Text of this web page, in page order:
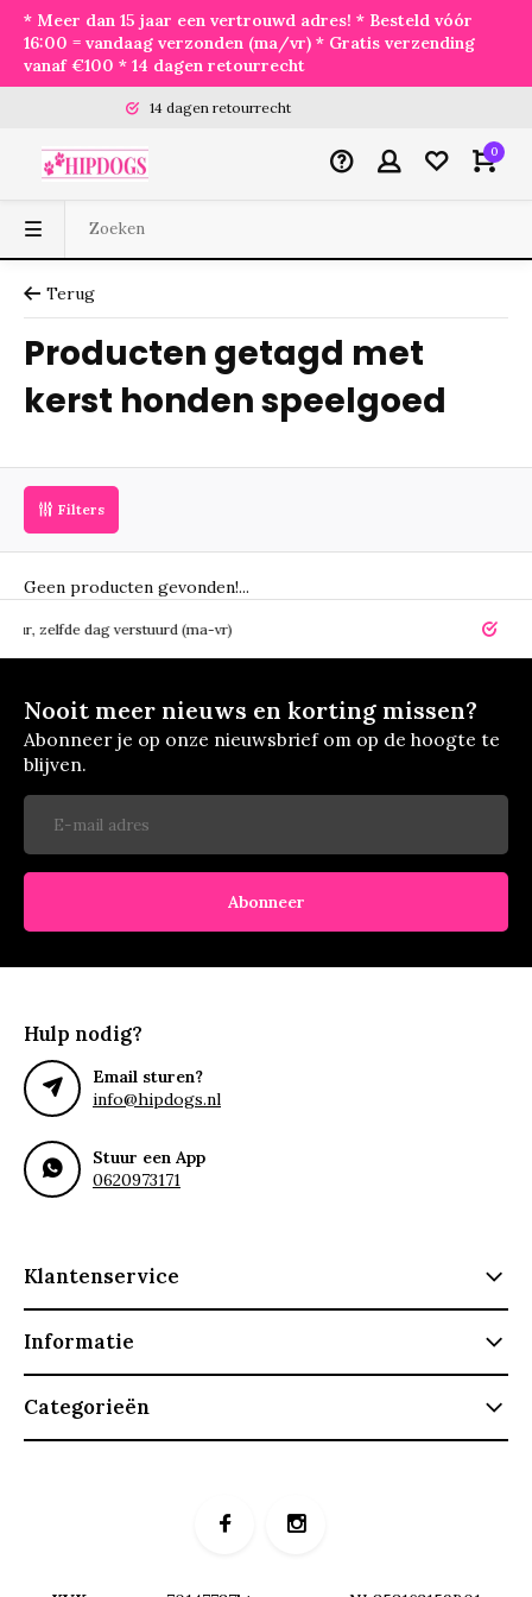
* Meer dan 15 jaar een vertrouwd adres! * Besteld vóór
16:00 = vandaag verzonden (ma/vr) * Gratis verzending
vanaf €100 * 14 dagen retourrecht
14 dagen retourrecht
0
Terug
Producten getagd met
kerst honden speelgoed
Filters
Geen producten gevonden!...
dag verstuurd (ma-vr) 14 dagen
Nooit meer nieuws en korting missen?
Abonneer je op onze nieuwsbrief om op de hoogte te
blijven.
Abonneer
Hulp nodig?
Email sturen?
info@hipdogs.nl
Stuur een App
0620973171
Klantenservice
Informatie
Categorieën